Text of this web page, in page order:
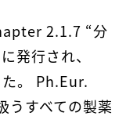
2.1.7 “分
発行され、
。 Ph.Eur.
うすべての製薬